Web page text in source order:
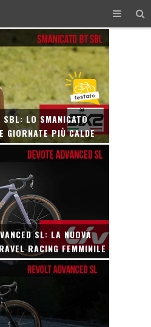
LO SMANICATO
GIORNATE PIÙ CALDE
SL: LA NUOVA
RACING FEMMINILE